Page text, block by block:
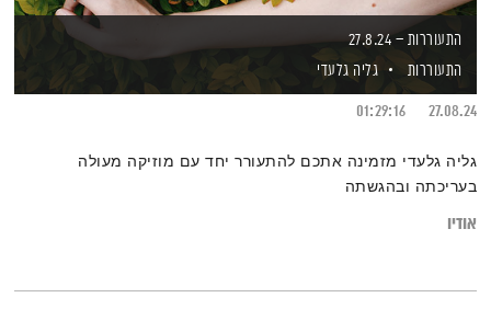
התעוררות – 27.8.24
התעוררות
גליה גלעדי
27.08.24
01:29:16
גליה גלעדי מזמינה אתכם להתעורר יחד עם מוזיקה מעולה
בעריכתה ובהגשתה
אודיו